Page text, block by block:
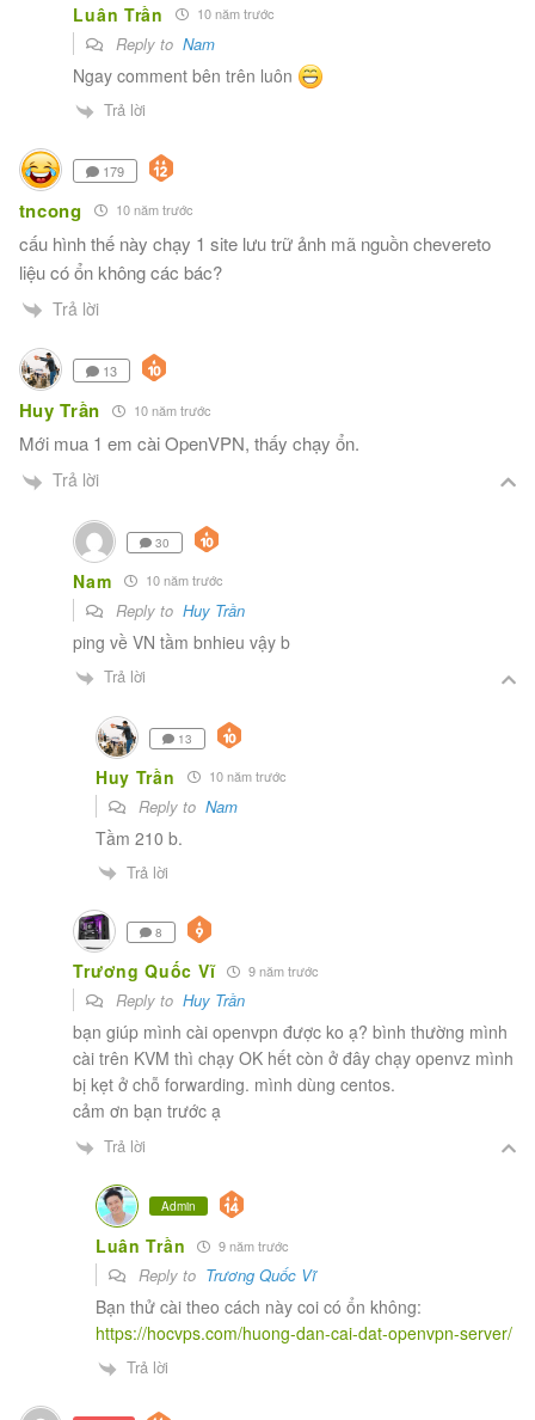
Luân Trần 10 năm trước
Reply toNam
Ngay comment bên trên luôn
Trả lời
179
tncong 10 năm trước
cấu hình thế này chạy 1 site lưu trữ ảnh mã nguồn chevereto
liệu có ổn không các bác?
Trả lời
13
Huy Trần 10 năm trước
Mới mua 1 em cài OpenVPN, thấy chạy ổn.
Trả lời
30
Nam 10 năm trước
Reply toHuy Trần
ping về VN tầm bnhieu vậy b
Trả lời
13
Huy Trần 10 năm trước
Reply to Nam
Tầm 210 b.
Trả lời
8
Trương Quốc Vĩ 9 năm trước
Reply toHuy Trần
bạn giúp mình cài openvpn được ko ạ? bình thường mình
cài trên KVM thì chạy OK hết còn ở đây chạy openvz mình
bị kẹt ở chỗ forwarding. mình dùng centos.
cảm ơn bạn trước ạ
Trả lời
Admin
Luân Trần 9 năm trước
Reply to Trương Quốc Vĩ
Bạn thử cài theo cách này coi có ổn không:
https://hocvps.com/huong-dan-cai-dat-openvpn-server/
Trả lời